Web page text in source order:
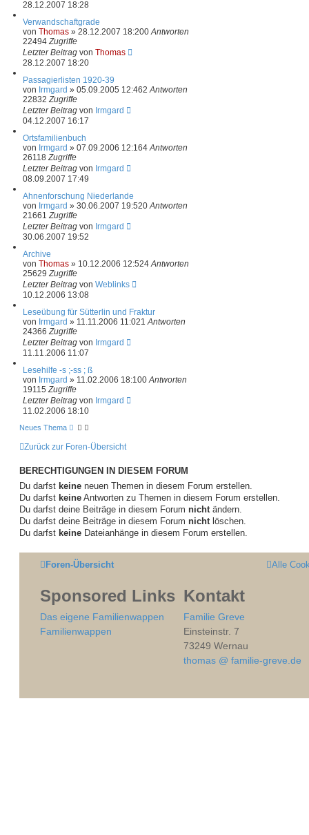
28.12.2007 18:28
Verwandschaftgrade
von Thomas » 28.12.2007 18:200Antworten
22494Zugriffe
Letzter Beitrag von Thomas
28.12.2007 18:20
Passagierlisten 1920-39
von Irmgard » 05.09.2005 12:462Antworten
22832Zugriffe
Letzter Beitrag von Irmgard
04.12.2007 16:17
Ortsfamilienbuch
von Irmgard » 07.09.2006 12:164Antworten
26118Zugriffe
Letzter Beitrag von Irmgard
08.09.2007 17:49
Ahnenforschung Niederlande
von Irmgard » 30.06.2007 19:520Antworten
21661Zugriffe
Letzter Beitrag von Irmgard
30.06.2007 19:52
Archive
von Thomas » 10.12.2006 12:524Antworten
25629Zugriffe
Letzter Beitrag von Weblinks
10.12.2006 13:08
Leseübung für Sütterlin und Fraktur
von Irmgard » 11.11.2006 11:021Antworten
24366Zugriffe
Letzter Beitrag von Irmgard
11.11.2006 11:07
Lesehilfe -s ;-ss ; ß
von Irmgard » 11.02.2006 18:100Antworten
19115Zugriffe
Letzter Beitrag von Irmgard
11.02.2006 18:10
Neues Thema
Zurück zur Foren-Übersicht
BERECHTIGUNGEN IN DIESEM FORUM
Du darfst keine neuen Themen in diesem Forum erstellen.
Du darfst keine Antworten zu Themen in diesem Forum erstellen.
Du darfst deine Beiträge in diesem Forum nichtändern.
Du darfst deine Beiträge in diesem Forum nichtlöschen.
Du darfst keine Dateianhänge in diesem Forum erstellen.
Foren-Übersicht Alle
Sponsored Links
Das eigene Familienwappen
Familienwappen
Kontakt
Familie Greve
Einsteinstr. 7
73249 Wernau
thomas @ familie-greve.de